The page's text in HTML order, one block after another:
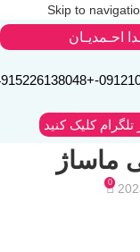
Skip to
احـمدیـان
-
+4915226138048
کلیک کنید
ماساژ
0